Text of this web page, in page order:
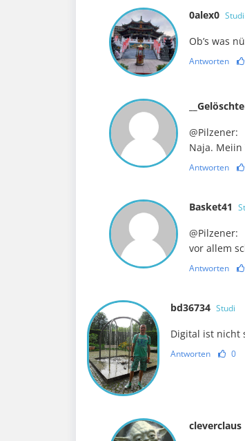
0alex0 Studi
Ob’s was
Antworten
@Pilzener:
Naja.
Antworten
Basket41
@Pilzener:
vor allem
Antworten
bd36734 Studi
Digital ist nicht
Antworten 0
cleverclaus